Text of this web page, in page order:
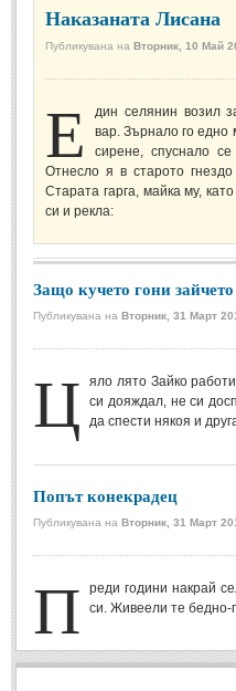
СПОМЕНИ
Забавни спомени
Любовни спомени
Тъжни спомени
Спомени за приятели
ПОЕЗИЯ
СТИХОВЕ
Любовни стихове
Стихове с видео
Поезия - класика
ОСМИ МАРТ
Стихове за Жената
Наказаната Лисана
Публикувана на Вторник, 10 Май
Е
дин селянин возил
вар. Зърнало го едно
сирене, спуснало
Отнесло я в старото
Старата гарга, майка му,
си и рекла:
Защо кучето гони зайчето
Публикувана на Вторник, 31 Март
Ц
яло лято Зайко
си дояждал, не си
да спести някоя и
Попът конекрадец
Публикувана на Вторник, 31 Март
П
реди години накрай
си. Живеели те бедно-